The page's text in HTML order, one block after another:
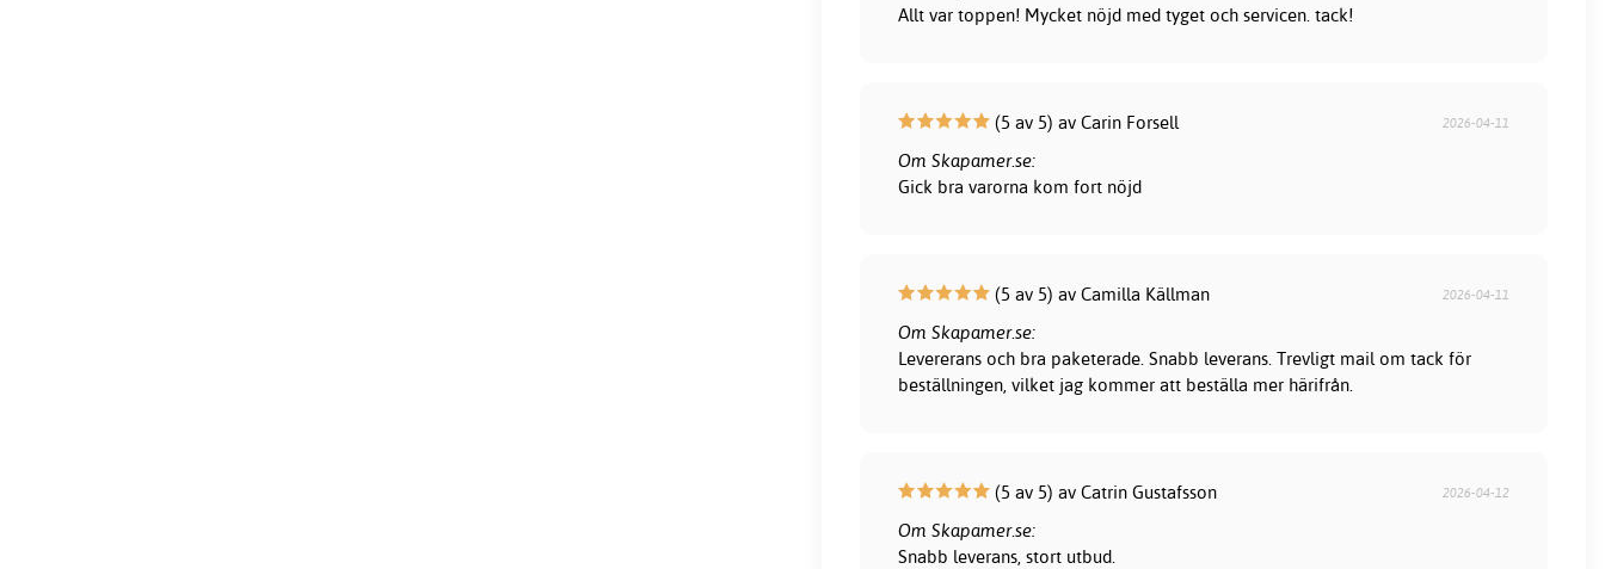
Allt var toppen! Mycket nöjd med tyget och servicen. tack!
(5 av 5) av Carin Forsell 2026-04-11
Om Skapamer.se:
Gick bra varorna kom fort nöjd
(5 av 5) av Camilla Källman 2026-04-11
Om Skapamer.se:
Levererans och bra paketerade. Snabb leverans. Trevligt mail om tack för
beställningen, vilket jag kommer att beställa mer härifrån.
(5 av 5) av Catrin Gustafsson 2026-04-12
Om Skapamer.se:
Snabb leverans, stort utbud.